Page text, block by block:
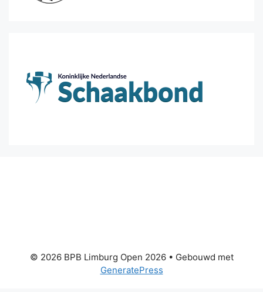
© 2026 BPB Limburg Open 2026• Gebouwd met
GeneratePress